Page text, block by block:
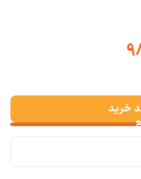
Price
through
ت 1,097,600
عدد
خرید